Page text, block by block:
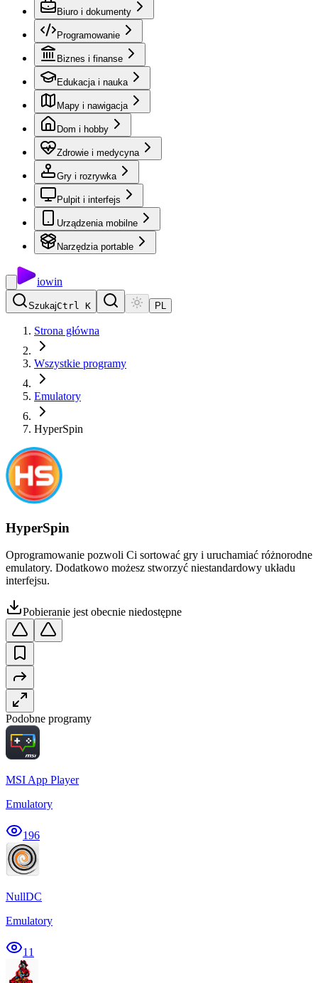
Biuro i dokumenty
Programowanie
Biznes i finanse
Edukacja i nauka
Mapy i nawigacja
Dom i hobby
Zdrowie i medycyna
Gry i rozrywka
Pulpit i interfejs
Urządzenia mobilne
Narzędzia portable
iowin
SzukajCtrl K PL
Strona główna
Wszystkie programy
Emulatory
HyperSpin
HyperSpin
Oprogramowanie pozwoli Ci sortować gry i uruchamiać różnorodne
emulatory. Dodatkowo możesz stworzyć niestandardowy układu
interfejsu.
Pobieranie jest obecnie niedostępne
Podobne programy
MSI App Player
Emulatory
196
NullDC
Emulatory
11